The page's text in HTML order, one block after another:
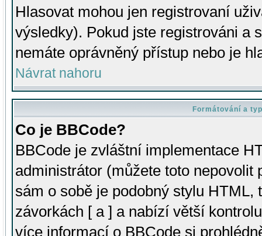
Hlasovat mohou jen registrovaní
výsledky). Pokud jste registrováni a
nemáte oprávněný přístup nebo je
Návrat nahoru
Formátování a
Co je BBCode?
BBCode je zvláštní implementace
administrátor (můžete toto
sám o sobě je podobný stylu HTML,
závorkách [ a ] a nabízí větší
více informací o BBCode si